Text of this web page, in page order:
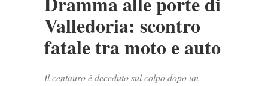
Valledoria: scontro
fatale tra moto e auto
Il centauro è deceduto sul colpo dopo un